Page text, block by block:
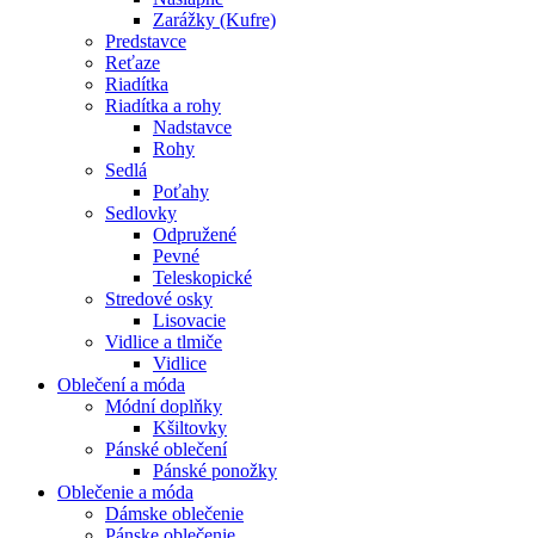
Zarážky (Kufre)
Predstavce
Reťaze
Riadítka
Riadítka a rohy
Nadstavce
Rohy
Sedlá
Poťahy
Sedlovky
Odpružené
Pevné
Teleskopické
Stredové osky
Lisovacie
Vidlice a tlmiče
Vidlice
Oblečení a móda
Módní doplňky
Kšiltovky
Pánské oblečení
Pánské ponožky
Oblečenie a móda
Dámske oblečenie